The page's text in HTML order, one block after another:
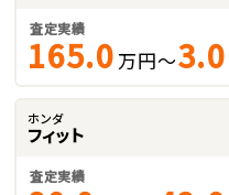
査定実績
165.0 万円～3.0
ホンダ
フィット
査定実績